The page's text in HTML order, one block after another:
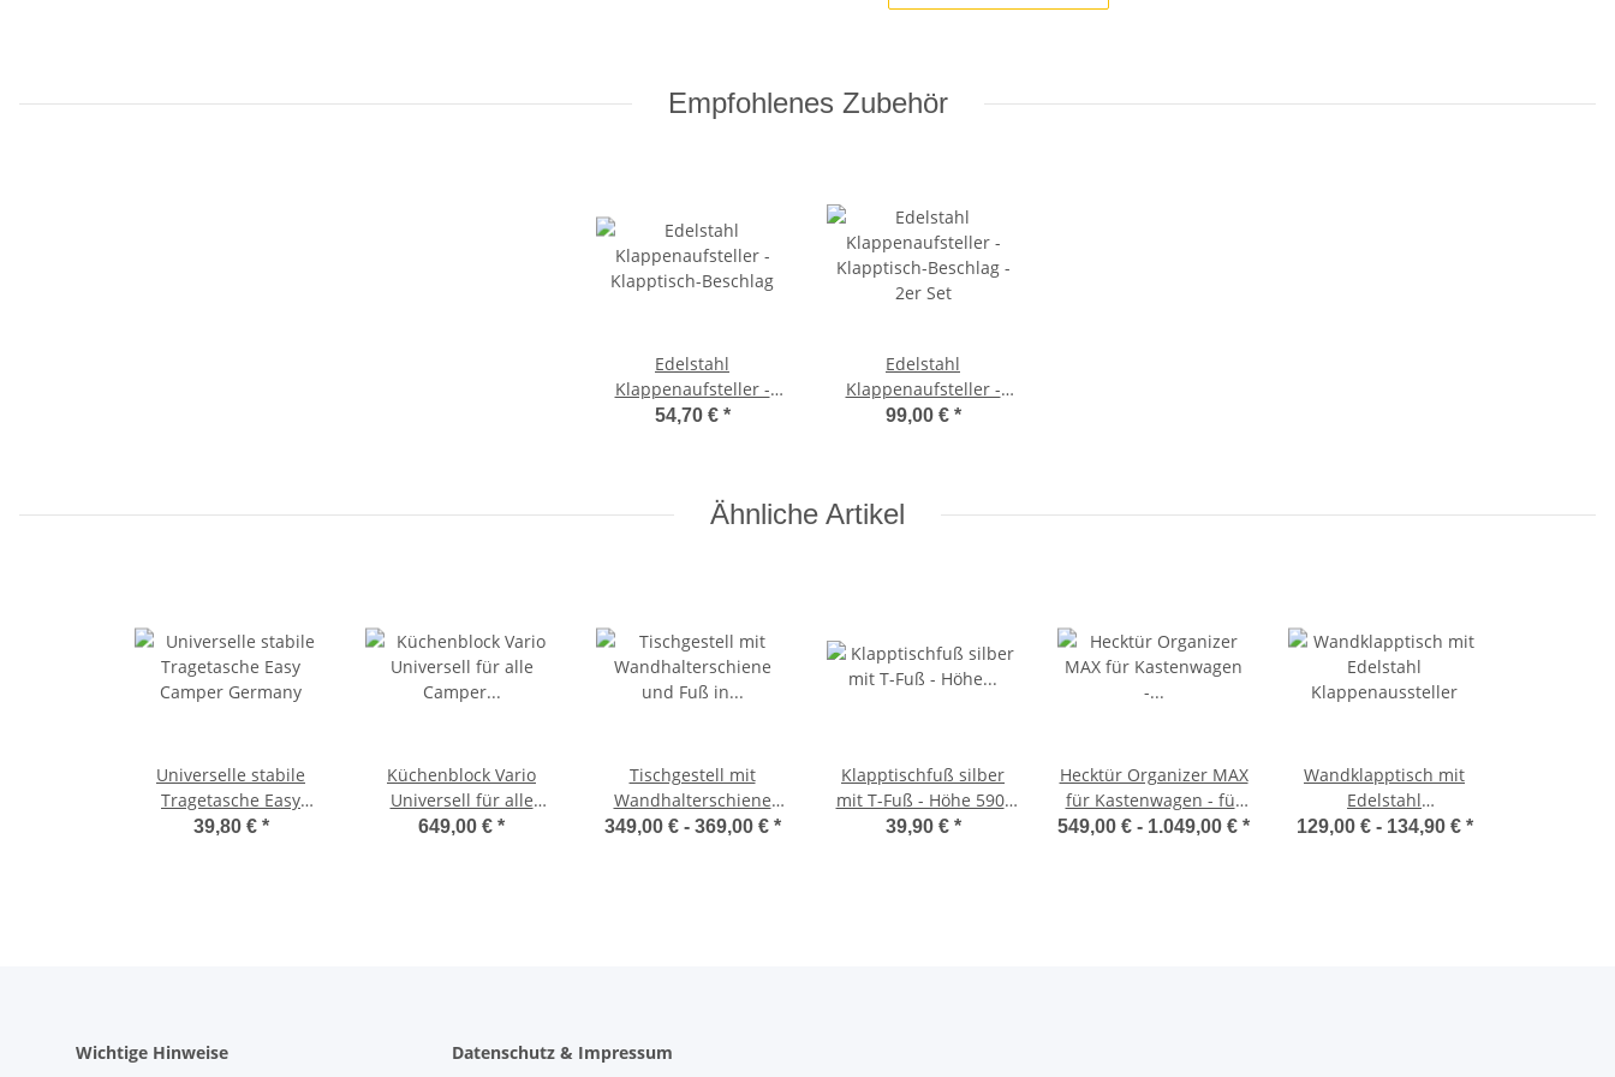
Empfohlenes Zubehör
Edelstahl
Klappenaufsteller -
Klapptisch-Beschlag
54,70 € *
Edelstahl
Klappenaufsteller -
Klapptisch-Beschlag -
99,00 € *
Ähnliche Artikel
Universelle stabile
Tragetasche Easy
Camper Germany
39,80 € *
Küchenblock Vario
Universell für alle
Camper geeignet -
649,00 € *
Tischgestell mit
Wandhalterschiene
und Fuß in Silber mit
349,00 € - 369,00 € *
Klapptischfuß silber
mit T-Fuß - Höhe 590-
780mm Gelenk oben
39,90 € *
Hecktür Organizer MAX
für Kastenwagen - für
viele Fahrzeugtypen
549,00 € - 1.049,00 € *
Wandklapptisch mit
Edelstahl
Klappenaussteller
129,00 € - 134,90 € *
Wichtige Hinweise Datenschutz & Impressum